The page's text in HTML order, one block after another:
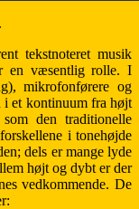
.
tekstnoteret musik
en væsentlig rolle. I
mikrofonførere og
i et kontinuum fra højt
den traditionelle
i tonehøjde
dels er mange lyde
højt og dybt er der
vedkommende. De